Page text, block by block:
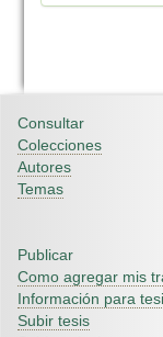
Consultar
Colecciones
Autores
Temas
Publicar
Como agregar mis
Información para
Subir tesis